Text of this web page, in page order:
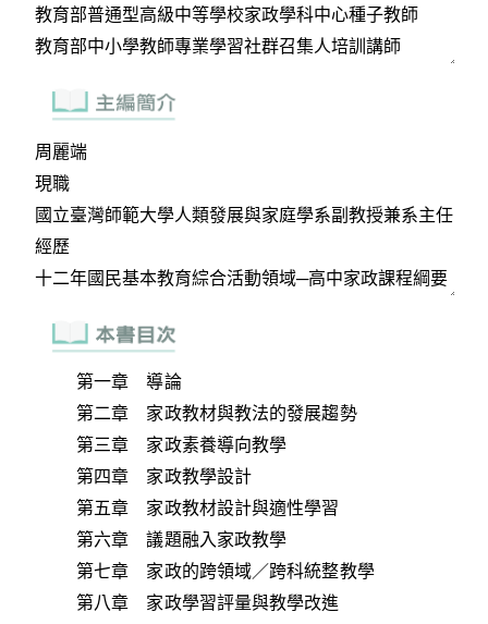
第一章 導論
第二章 家政教材與教法的發展趨勢
第三章 家政素養導向教學
第四章 家政教學設計
第五章 家政教材設計與適性學習
第六章 議題融入家政教學
第七章 家政的跨領域／跨科統整教學
第八章 家政學習評量與教學改進